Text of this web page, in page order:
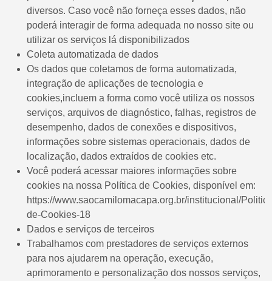
diversos. Caso você não forneça esses dados, não
poderá interagir de forma adequada no nosso site ou
utilizar os serviços lá disponibilizados
Coleta automatizada de dados
Os dados que coletamos de forma automatizada,
integração de aplicações de tecnologia e
cookies,incluem a forma como você utiliza os nossos
serviços, arquivos de diagnóstico, falhas, registros de
desempenho, dados de conexões e dispositivos,
informações sobre sistemas operacionais, dados de
localização, dados extraídos de cookies etc.
Você poderá acessar maiores informações sobre
cookies na nossa Política de Cookies, disponível em:
https://www.saocamilomacapa.org.br/institucional/
de-Cookies-18
Dados e serviços de terceiros
Trabalhamos com prestadores de serviços externos
para nos ajudarem na operação, execução,
aprimoramento e personalização dos nossos serviços,